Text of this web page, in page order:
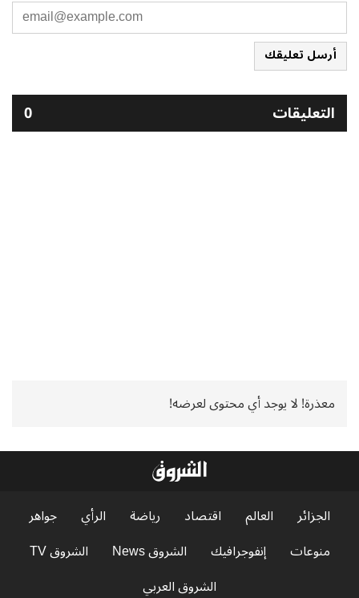
أرسل تعليقك
التعليقات 0
معذرة! لا يوجد أي محتوى لعرضه!
الجزائر العالم اقتصاد رياضة الرأي
جواهر
منوعات
إنفوجرافيك الشروق News
الشروق TV
الشروق العربي